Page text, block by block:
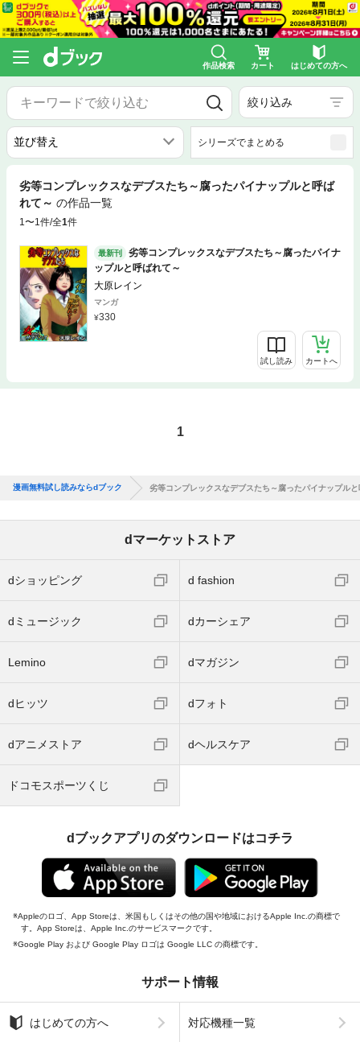
作品検索 カート はじめての方へ
絞り込み
シリーズでまとめる
劣等コンプレックスなデブスたち～腐ったパイナップルと呼ば
れて～ の作品一覧
1〜1件/全1件
最新刊
劣等コンプレックスなデブスたち～腐ったパイナ
ップルと呼ばれて～
大原レイン
マンガ
330
試し読み カートへ
1
漫画無料試し読みならdブック 劣等コンプレックスなデブスたち～腐ったパイナップル
dマーケットストア
dショッピング d fashion
dミュージック dカーシェア
Lemino dマガジン
dヒッツ dフォト
dアニメストア dヘルスケア
ドコモスポーツくじ
dブックアプリのダウンロードはコチラ
Appleのロゴ、App Storeは、米国もしくはその他の国や地域におけるApple Inc.の商標で
す。App Storeは、Apple Inc.のサービスマークです。
Google Play および Google Play ロゴは Google LLC の商標です。
サポート情報
はじめての方へ 対応機種一覧